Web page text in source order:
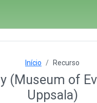
Início Recurso
(Museum of
Uppsala)